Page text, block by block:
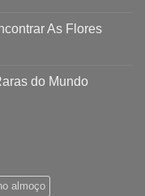
As Flores
do Mundo
almoço